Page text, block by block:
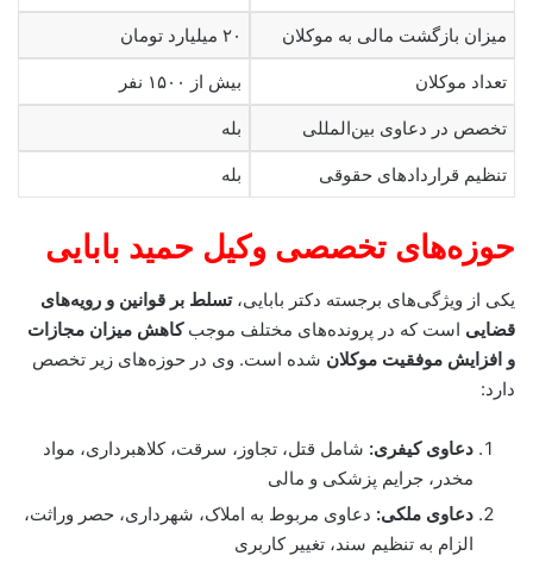
میزان بازگشت مالی به موکلان ۲۰ میلیارد تومان
تعداد موکلان بیش از ۱۵۰۰ نفر
تخصص در دعاوی بین‌المللی بله
تنظیم قراردادهای حقوقی بله
حوزه‌های تخصصی وکیل حمید بابایی
یکی از ویژگی‌های برجسته دکتر بابایی،تسلط بر قوانین و رویه‌های
قضایی است که در پرونده‌های مختلف موجبکاهش میزان مجازات
و افزایش موفقیت موکلان شده است. وی در حوزه‌های زیر تخصص
دارد:
دعاوی کیفری: شامل قتل، تجاوز، سرقت، کلاهبرداری، مواد
مخدر، جرایم پزشکی و مالی
دعاوی ملکی: دعاوی مربوط به املاک، شهرداری، حصر وراثت،
الزام به تنظیم سند، تغییر کاربری